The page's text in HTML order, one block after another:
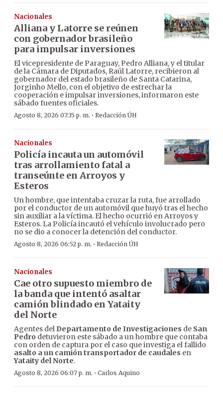
Nacionales
Alliana y Latorre se reúnen
con gobernador brasileño
para impulsar inversiones
El vicepresidente de Paraguay, Pedro Alliana, y el titular
de la Cámara de Diputados, Raúl Latorre, recibieron al
gobernador del estado brasileño de Santa Catarina,
Jorginho Mello, con el objetivo de estrechar la
cooperación e impulsar inversiones, informaron este
sábado fuentes oficiales.
Agosto 8, 2026 07:35 p. m. · Redacción ÚH
Nacionales
Policía incauta un automóvil
tras arrollamiento fatal a
transeúnte en Arroyos y
Esteros
Un hombre, que intentaba cruzar la ruta, fue arrollado
por el conductor de un automóvil que huyó tras el hecho
sin auxiliar a la víctima. El hecho ocurrió en Arroyos y
Esteros. La Policía incautó el vehículo involucrado pero
no se dio a conocer la detención del conductor.
Agosto 8, 2026 06:52 p. m. · Redacción ÚH
Nacionales
Cae otro supuesto miembro de
la banda que intentó asaltar
camión blindado en Yataity
del Norte
Agentes del Departamento de Investigaciones de San
Pedro detuvieron este sábado a un hombre que contaba
con orden de captura por el caso que investiga el fallido
asalto a un camión transportador de caudales en
Yataity del Norte.
Agosto 8, 2026 06:07 p. m. · Carlos Aquino